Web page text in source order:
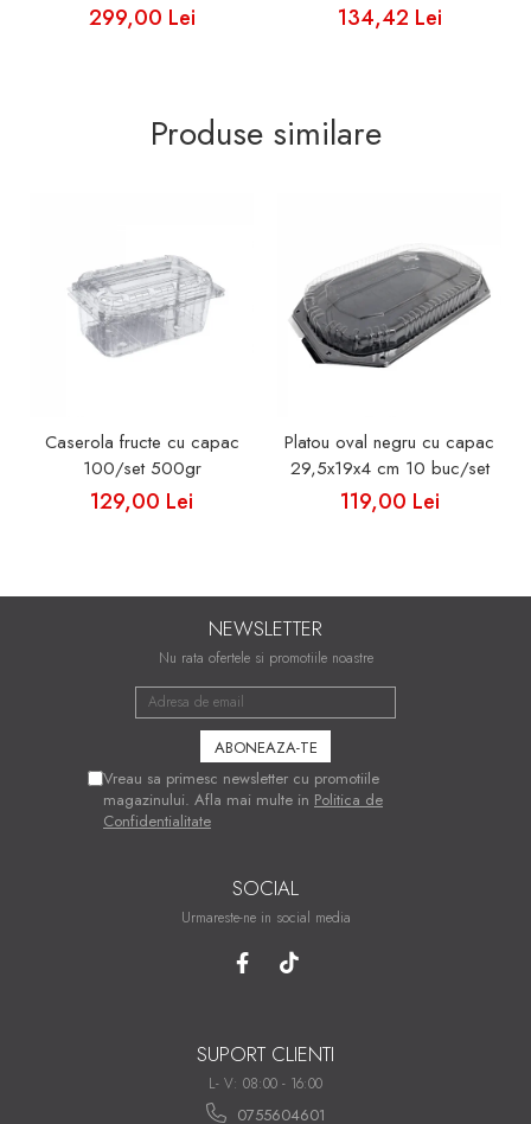
299,00 Lei 134,42 Lei
Produse similare
Caserola fructe cu capac
100/set 500gr
129,00 Lei
Platou oval negru cu capac
29,5x19x4 cm 10 buc/set
119,00 Lei
NEWSLETTER
Nu rata ofertele si promotiile noastre
Vreau sa primesc newsletter cu promotiile
magazinului. Afla mai multe in Politica de
Confidentialitate
SOCIAL
Urmareste-ne in social media
SUPORT CLIENTI
L- V: 08:00 - 16:00
0755604601